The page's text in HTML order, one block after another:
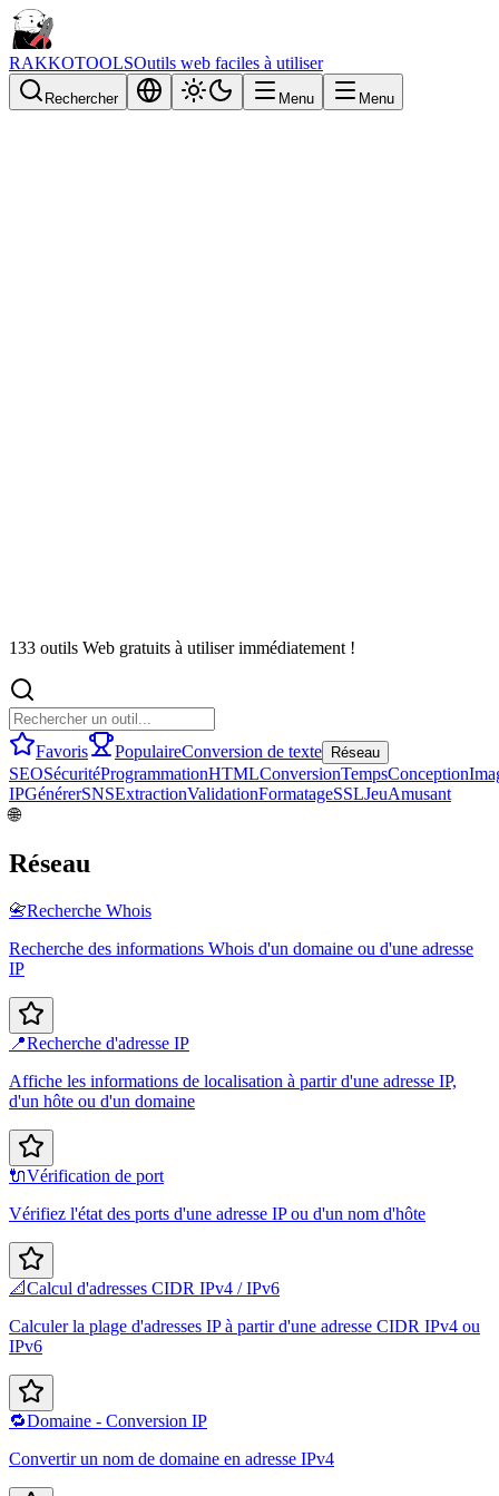
RAKKOTOOLSOutils web faciles à utiliser
Rechercher Menu Menu
133 outils Web gratuits à utiliser immédiatement !
Favoris PopulaireConversion de texte Réseau
SEOSécuritéProgrammationHTMLConversionTempsConception
IPGénérerSNSExtractionValidationFormatageSSLJeuAmusant
🌐
Réseau
📇Recherche Whois
Recherche des informations Whois d'un domaine ou d'une adresse
IP
📍Recherche d'adresse IP
Affiche les informations de localisation à partir d'une adresse IP,
d'un hôte ou d'un domaine
🔌Vérification de port
Vérifiez l'état des ports d'une adresse IP ou d'un nom d'hôte
📐Calcul d'adresses CIDR IPv4 / IPv6
Calculer la plage d'adresses IP à partir d'une adresse CIDR IPv4 ou
IPv6
🔁Domaine - Conversion IP
Convertir un nom de domaine en adresse IPv4